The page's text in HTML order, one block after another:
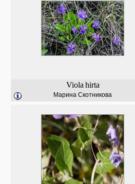
Viola hirta
Марина Скотникова